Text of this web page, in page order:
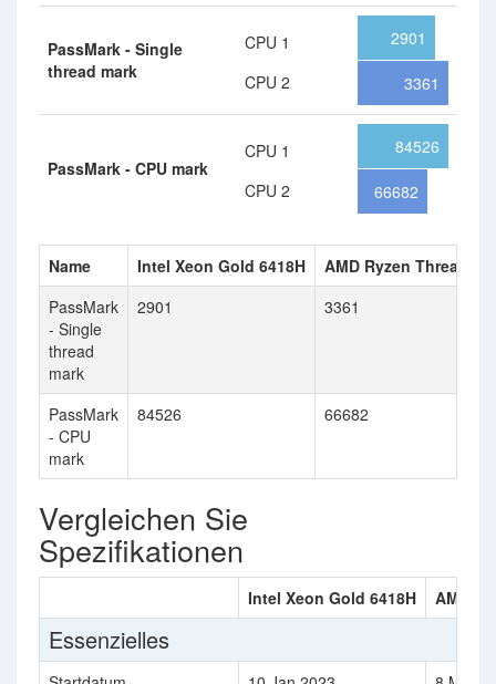
PassMark - Single
thread mark
CPU 1
CPU 2
2901
3361
PassMark - CPU mark
CPU 1
CPU 2
84526
66682
Name Intel Xeon Gold 6418H
AMD Ryzen
PassMark
- Single
thread
mark
2901 3361
PassMark
- CPU
mark
84526 66682
Vergleichen Sie
Spezifikationen
Intel Xeon Gold 6418H AMD
Essenzielles